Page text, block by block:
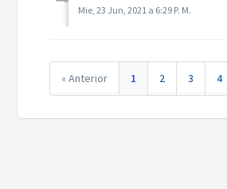
Mie, 23 Jun, 2021 a 6:29 P. M.
« Anterior 1 2 3 4